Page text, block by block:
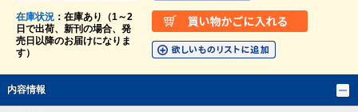
在庫状況：在庫あり（1～2
日で出荷、新刊の場合、発
売日以降のお届けになりま
す）
内容情報